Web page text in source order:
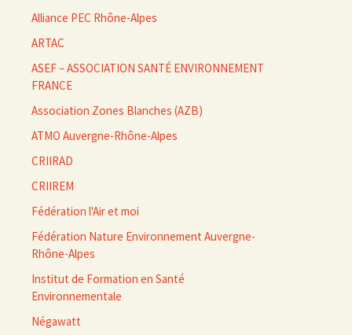
Alliance PEC Rhône-Alpes
ARTAC
ASEF – ASSOCIATION SANTÉ ENVIRONNEMENT
FRANCE
Association Zones Blanches (AZB)
ATMO Auvergne-Rhône-Alpes
CRIIRAD
CRIIREM
Fédération l'Air et moi
Fédération Nature Environnement Auvergne-
Rhône-Alpes
Institut de Formation en Santé
Environnementale
Négawatt